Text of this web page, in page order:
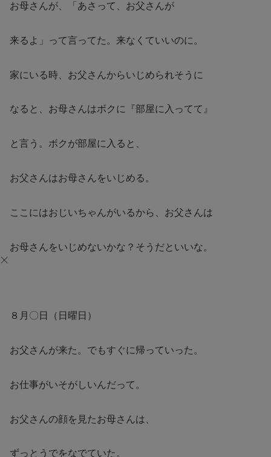
お母さんが、「あさって、お父さんが
来るよ」って言ってた。来なくていいのに。
家にいる時、お父さんからいじめられそうに
なると、お母さんはボクに『部屋に入ってて』
と言う。ボクが部屋に入ると、
お父さんはお母さんをいじめる。
ここにはおじいちゃんがいるから、お父さんは
お母さんをいじめないかな？そうだといいな。
８月〇日（日曜日）
お父さんが来た。でもすぐに帰っていった。
お仕事がいそがしいんだって。
お父さんの顔を見たお母さんは、
ずっとうでをなでていた。